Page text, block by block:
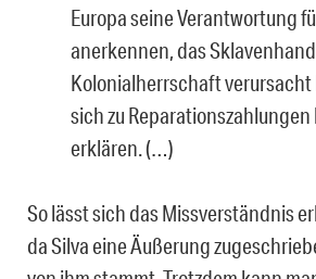
Europa seine Verantwortung
anerkennen, das
Kolonialherrschaft verursacht
sich zu
erklären. (…)
So lässt sich das Missverständnis
da Silva eine Äußerung